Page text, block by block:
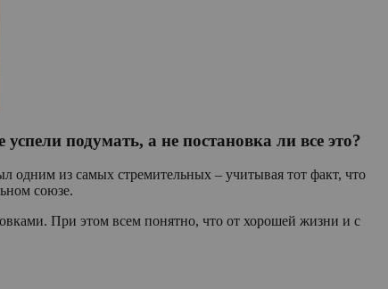
подумать, а не постановка ли все это?
одним из самых стремительных – учитывая тот факт, что
союзе.
При этом всем понятно, что от хорошей жизни и с